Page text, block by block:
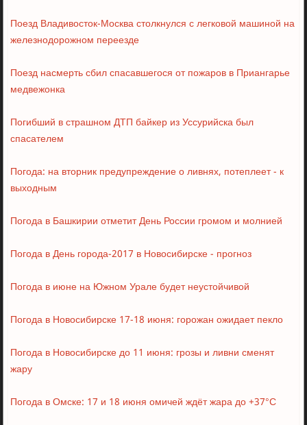
Поезд Владивосток-Москва столкнулся с легковой машиной на
железнодорожном переезде
Поезд насмерть сбил спасавшегося от пожаров в Приангарье
медвежонка
Погибший в страшном ДТП байкер из Уссурийска был
спасателем
Погода: на вторник предупреждение о ливнях, потеплеет - к
выходным
Погода в Башкирии отметит День России громом и молнией
Погода в День города-2017 в Новосибирске - прогноз
Погода в июне на Южном Урале будет неустойчивой
Погода в Новосибирске 17-18 июня: горожан ожидает пекло
Погода в Новосибирске до 11 июня: грозы и ливни сменят
жару
Погода в Омске: 17 и 18 июня омичей ждёт жара до +37°C